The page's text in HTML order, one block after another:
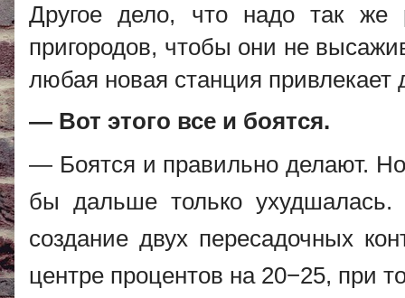
Другое дело, что надо так же
пригородов, чтобы они не
любая новая станция
— Вот этого все и боятся.
— Боятся и правильно делают.
бы дальше только ухудшалась.
создание двух пересадочных
центре процентов на 20−25, при